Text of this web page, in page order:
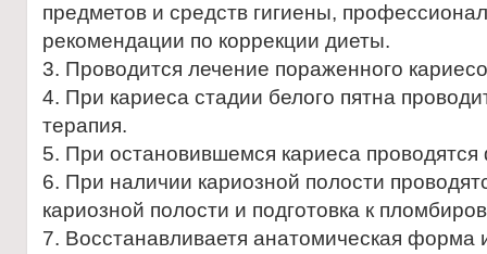
предметов и средств гигиены,
рекомендации по коррекции диеты.
3. Проводится лечение пораженного
4. При кариеса стадии белого пятна
терапия.
5. При остановившемся кариеса
6. При наличии кариозной полости
кариозной полости и подготовка к
7. Восстанавливаетя анатомическая форма